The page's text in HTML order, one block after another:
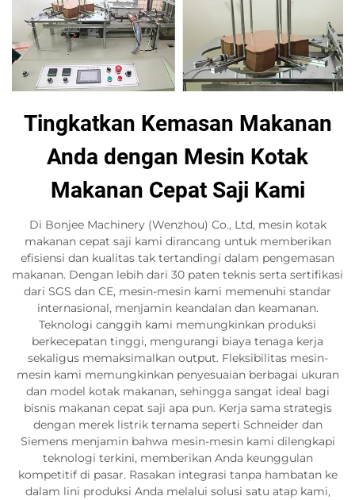
Tingkatkan Kemasan Makanan
Anda dengan Mesin Kotak
Makanan Cepat Saji Kami
Di Bonjee Machinery (Wenzhou) Co., Ltd, mesin kotak
makanan cepat saji kami dirancang untuk memberikan
efisiensi dan kualitas tak tertandingi dalam pengemasan
makanan. Dengan lebih dari 30 paten teknis serta sertifikasi
dari SGS dan CE, mesin-mesin kami memenuhi standar
internasional, menjamin keandalan dan keamanan.
Teknologi canggih kami memungkinkan produksi
berkecepatan tinggi, mengurangi biaya tenaga kerja
sekaligus memaksimalkan output. Fleksibilitas mesin-
mesin kami memungkinkan penyesuaian berbagai ukuran
dan model kotak makanan, sehingga sangat ideal bagi
bisnis makanan cepat saji apa pun. Kerja sama strategis
dengan merek listrik ternama seperti Schneider dan
Siemens menjamin bahwa mesin-mesin kami dilengkapi
teknologi terkini, memberikan Anda keunggulan
kompetitif di pasar. Rasakan integrasi tanpa hambatan ke
dalam lini produksi Anda melalui solusi satu atap kami,